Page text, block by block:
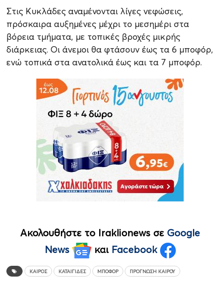
Στις Κυκλάδες αναμένονται λίγες νεφώσεις,
πρόσκαιρα αυξημένες μέχρι το μεσημέρι στα
βόρεια τμήματα, με τοπικές βροχές μικρής
διάρκειας. Οι άνεμοι θα φτάσουν έως τα 6 μποφόρ,
ενώ τοπικά στα ανατολικά έως και τα 7 μποφόρ.
Ακολουθήστε το Iraklionews σε Google
News
και Facebook
ΚΑΙΡΌΣ ΚΑΤΑΙΓΊΔΕΣ ΜΠΟΦΌΡ ΠΡΌΓΝΩΣΗ ΚΑΙΡΟΎ